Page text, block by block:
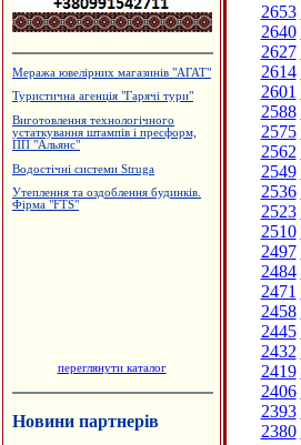
Меража ювелірних магазинів "АГАТ"
Туристична агенція "Гарячі тури"
Виготовлення технологічного
устаткування штампів і пресформ,
ПП "Альянс"
Водостічні системи Struga
Утеплення та оздоблення будинків.
Фірма "FTS"
переглянути каталог
Новини партнерів
2653
2640
2627
2614
2601
2588
2575
2562
2549
2536
2523
2510
2497
2484
2471
2458
2445
2432
2419
2406
2393
2380